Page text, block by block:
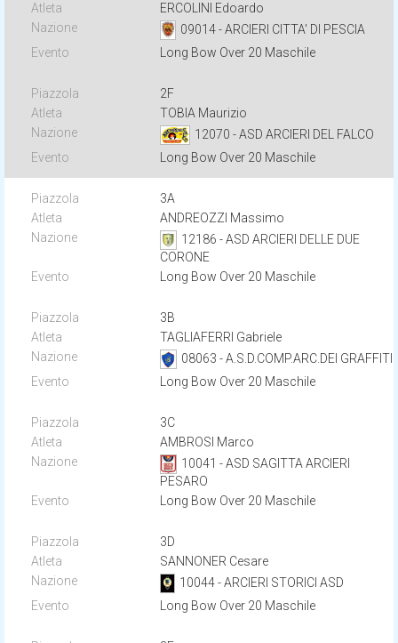
ERCOLINI Edoardo
09014 - ARCIERI CITTA' DI PESCIA
Long Bow Over 20 Maschile
2F
TOBIA Maurizio
12070 - ASD ARCIERI DEL FALCO
Long Bow Over 20 Maschile
3A
ANDREOZZI Massimo
12186 - ASD ARCIERI DELLE DUE
CORONE
Long Bow Over 20 Maschile
3B
TAGLIAFERRI Gabriele
08063 - A.S.D.COMP.ARC.DEI GRAFFITI
Long Bow Over 20 Maschile
3C
AMBROSI Marco
10041 - ASD SAGITTA ARCIERI
PESARO
Long Bow Over 20 Maschile
3D
SANNONER Cesare
10044 - ARCIERI STORICI ASD
Long Bow Over 20 Maschile